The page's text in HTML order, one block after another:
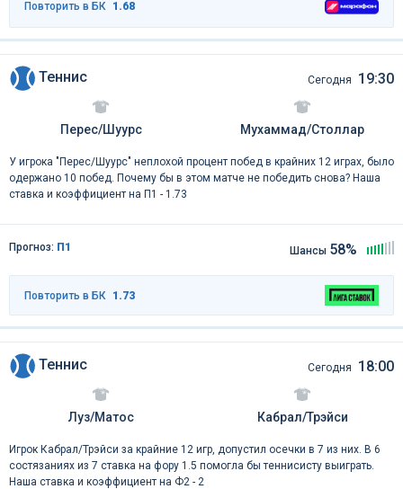
Повторить в БК 1.68
Теннис Сегодня 19:30
Перес/Шуурс Мухаммад/Столлар
У игрока "Перес/Шуурс" неплохой процент побед в крайних 12 играх, было
одержано 10 побед. Почему бы в этом матче не победить снова? Наша
ставка и коэффициент на П1 - 1.73
Прогноз: П1 Шансы 58%
Повторить в БК 1.73
Теннис Сегодня 18:00
Луз/Матос Кабрал/Трэйси
Игрок Кабрал/Трэйси за крайние 12 игр, допустил осечки в 7 из них. В 6
состязаниях из 7 ставка на фору 1.5 помогла бы теннисисту выиграть.
Наша ставка и коэффициент на Ф2 - 2